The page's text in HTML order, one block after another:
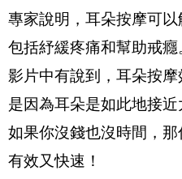
專家說明，耳朵按摩可
包括紓緩疼痛和幫助戒癮
影片中有說到，耳朵按摩
是因為耳朵是如此地接近
如果你沒錢也沒時間，那
有效又快速！